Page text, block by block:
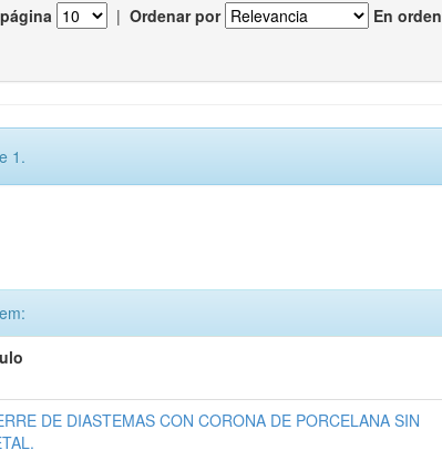
| Ordenar por En orden
1.
DE DIASTEMAS CON CORONA DE PORCELANA SIN